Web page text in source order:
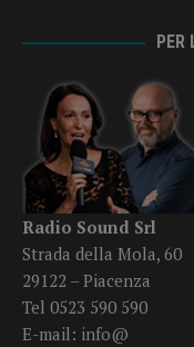
Radio Sound Srl
Strada della Mola, 60
29122 – Piacenza
Tel 0523 590 590
E-mail: info@